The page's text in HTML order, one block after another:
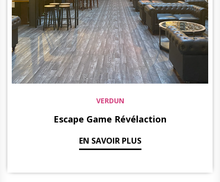
VERDUN
Escape Game Révélaction
EN SAVOIR PLUS